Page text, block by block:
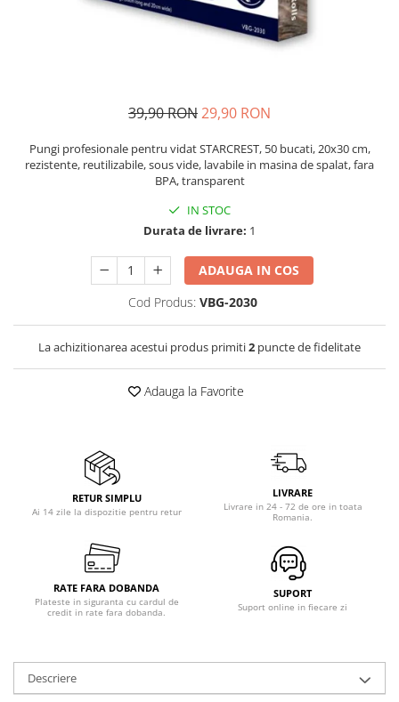
Masini de spalat vase incorporabile
Vitrine pentru vinuri
Electrocasnice Mici
Aparate de preparat desert
Blendere
Cântare de bucătărie
Grătare electrice
Masini de gheata
Masini de paine
Prăjitoare de pâine
Rasnite condimente
Roboti de bucatarie
Sandwich-maker
39,90 RON29,90 RON
Pungi profesionale pentru vidat STARCREST, 50 bucati, 20x30 cm,
rezistente, reutilizabile, sous vide, lavabile in masina de spalat, fara
BPA, transparent
IN STOC
Durata de livrare: 1
ADAUGA IN COS
Cod Produs: VBG-2030
La achizitionarea acestui produs primiti2 puncte de fidelitate
Adauga la Favorite
RETUR SIMPLU
Ai 14 zile la dispozitie pentru retur
LIVRARE
Livrare in 24 - 72 de ore in toata
Romania.
RATE FARA DOBANDA
Plateste in siguranta cu cardul de
credit in rate fara dobanda.
SUPORT
Suport online in fiecare zi
Descriere